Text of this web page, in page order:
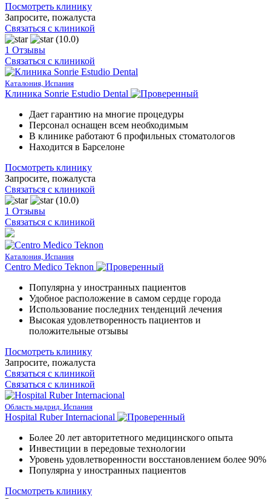
Посмотреть клинику
Запросите, пожалуста
Связаться с клиникой
(10.0)
1 Отзывы
Связаться с клиникой
Каталония, Испания
Клиника Sonrie Estudio Dental
Дает гарантию на многие процедуры
Персонал оснащен всем необходимым
В клинике работают 6 профильных стоматологов
Находится в Барселоне
Посмотреть клинику
Запросите, пожалуста
Связаться с клиникой
(10.0)
1 Отзывы
Связаться с клиникой
Каталония, Испания
Centro Medico Teknon
Популярна у иностранных пациентов
Удобное расположение в самом сердце города
Использование последних тенденций лечения
Высокая удовлетворенность пациентов и
положительные отзывы
Посмотреть клинику
Запросите, пожалуста
Связаться с клиникой
Связаться с клиникой
Область мадрид, Испания
Hospital Ruber Internacional
Более 20 лет авторитетного медицинского опыта
Инвестиции в передовые технологии
Уровень удовлетворенности восстановлением более 90%
Популярна у иностранных пациентов
Посмотреть клинику